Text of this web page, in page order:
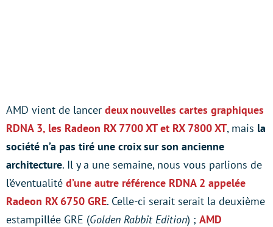
AMD vient de lancer deux nouvelles cartes graphiques
RDNA 3, les Radeon RX 7700 XT et RX 7800 XT, mais la
société n’a pas tiré une croix sur son ancienne
architecture. Il y a une semaine, nous vous parlions de
l’éventualité d’une autre référence RDNA 2 appelée
Radeon RX 6750 GRE. Celle-ci serait serait la deuxième
estampillée GRE (Golden Rabbit Edition) ; AMD